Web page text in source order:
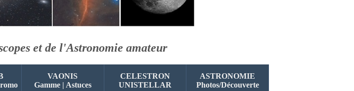
et de l'Astronomie amateur
VAONIS
Gamme | Astuces
CELESTRON
UNISTELLAR
ASTRONOMIE
Photos/Découverte